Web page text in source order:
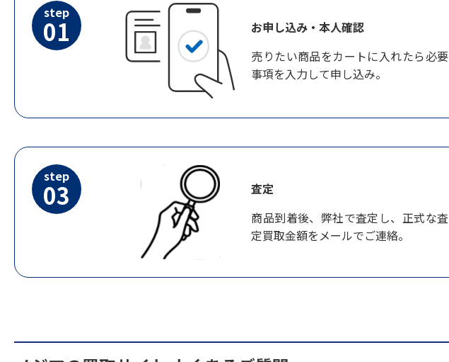
step
01
お申し込み・本人確認
売りたい商品をカートに入れたら必要
事項を入力して申し込み。
step
03
査定
商品到着後、弊社で査定し、正式な査
定買取金額をメールでご連絡。